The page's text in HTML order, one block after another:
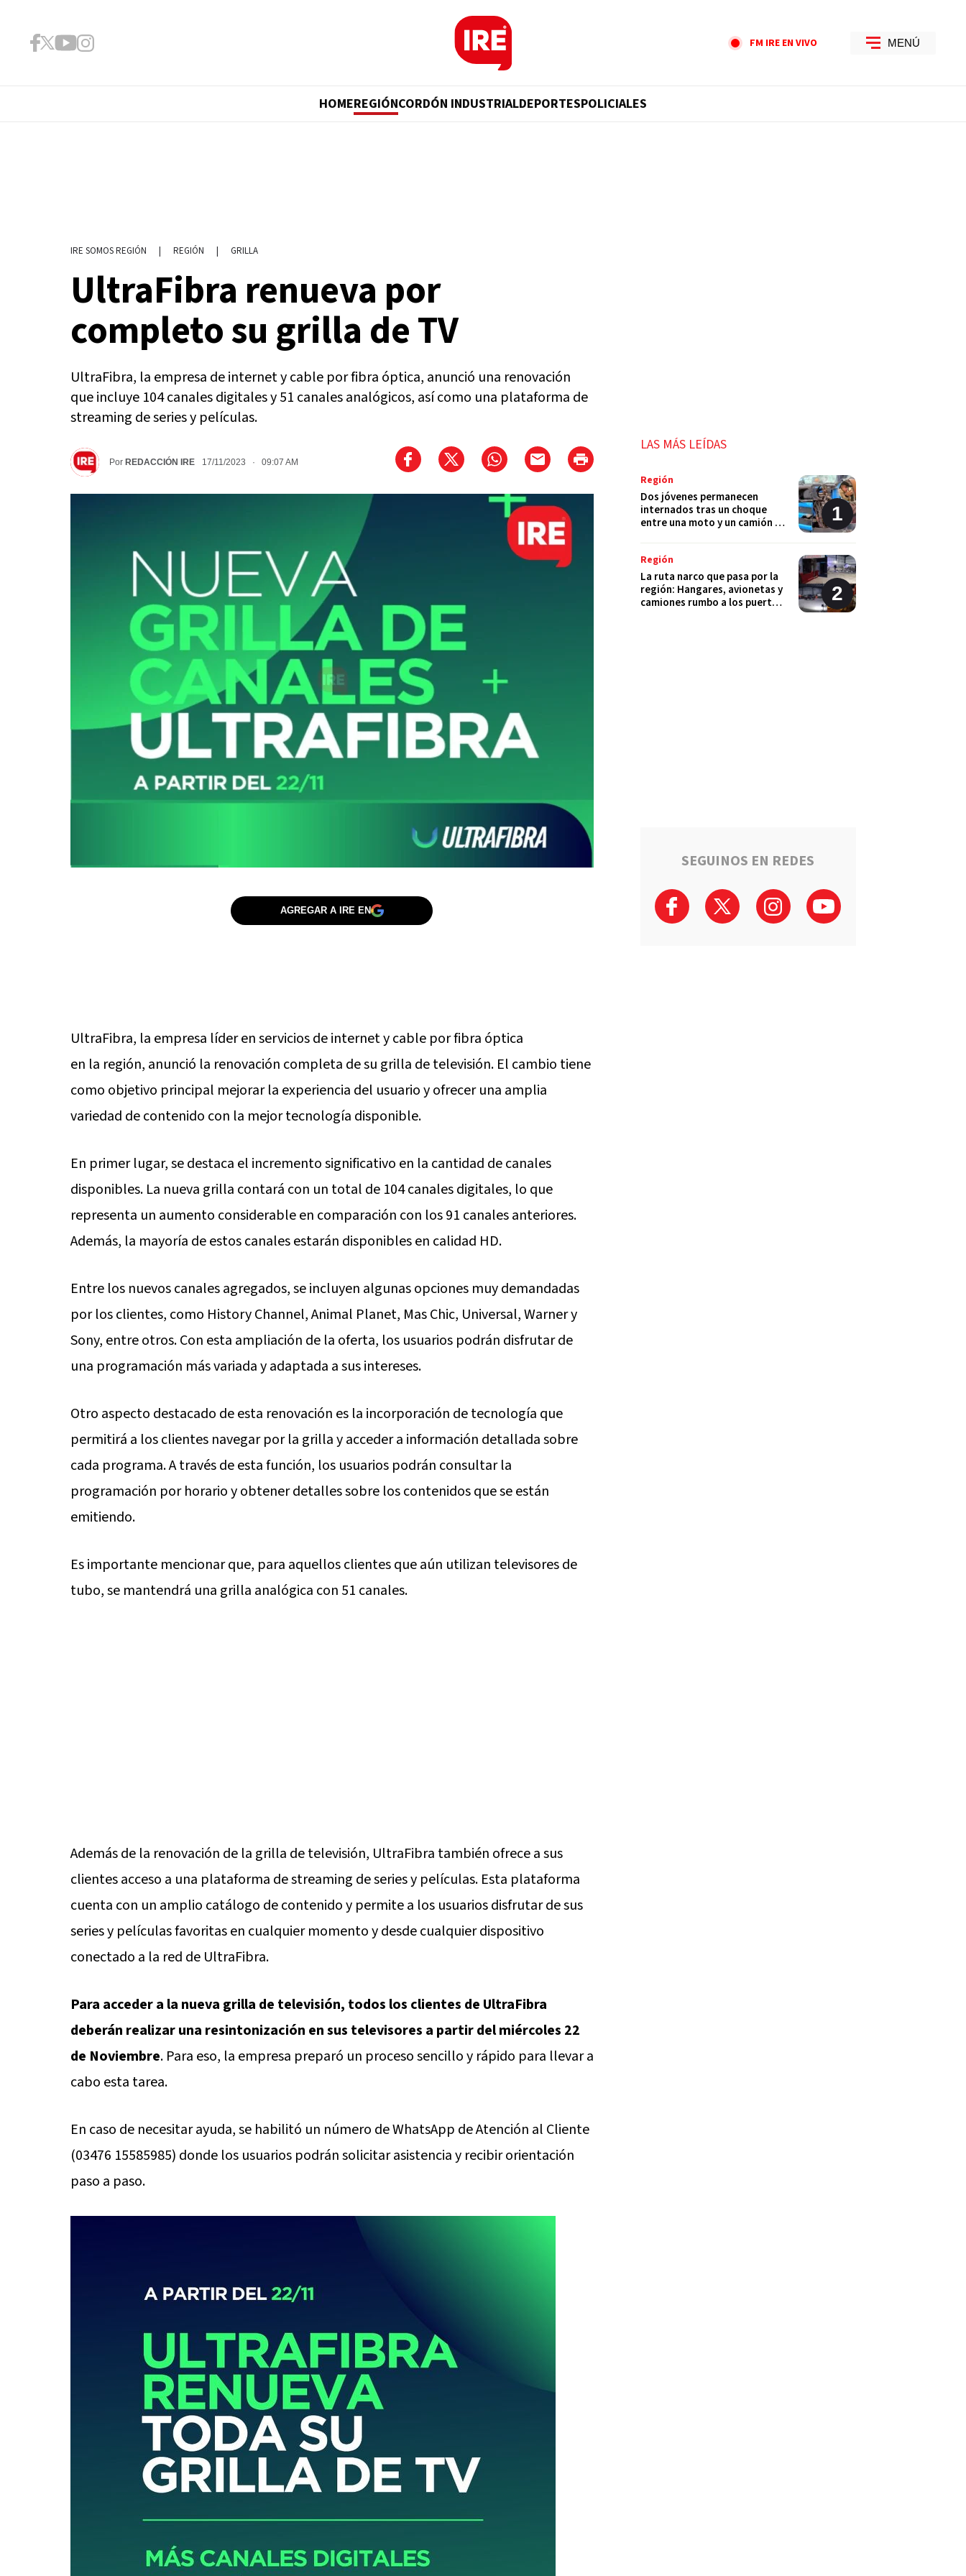
FM IRE EN VIVO MENÚ
HOMEREGIÓNCORDÓN INDUSTRIALDEPORTESPOLICIALES
IRE SOMOS REGIÓN | REGIÓN | GRILLA
UltraFibra renueva por
completo su grilla de TV
UltraFibra, la empresa de internet y cable por fibra óptica, anunció una renovación
que incluye 104 canales digitales y 51 canales analógicos, así como una plataforma de
streaming de series y películas.
Por REDACCIÓN IRE 17/11/2023 · 09:07 AM
AGREGAR A IRE EN
UltraFibra, la empresa líder en servicios de internet y cable por fibra óptica
en la región, anunció la renovación completa de su grilla de televisión. El cambio tiene
como objetivo principal mejorar la experiencia del usuario y ofrecer una amplia
variedad de contenido con la mejor tecnología disponible.
En primer lugar, se destaca el incremento significativo en la cantidad de canales
disponibles. La nueva grilla contará con un total de 104 canales digitales, lo que
representa un aumento considerable en comparación con los 91 canales anteriores.
Además, la mayoría de estos canales estarán disponibles en calidad HD.
Entre los nuevos canales agregados, se incluyen algunas opciones muy demandadas
por los clientes, como History Channel, Animal Planet, Mas Chic, Universal, Warner y
Sony, entre otros. Con esta ampliación de la oferta, los usuarios podrán disfrutar de
una programación más variada y adaptada a sus intereses.
Otro aspecto destacado de esta renovación es la incorporación de tecnología que
permitirá a los clientes navegar por la grilla y acceder a información detallada sobre
cada programa. A través de esta función, los usuarios podrán consultar la
programación por horario y obtener detalles sobre los contenidos que se están
emitiendo.
Es importante mencionar que, para aquellos clientes que aún utilizan televisores de
tubo, se mantendrá una grilla analógica con 51 canales.
Además de la renovación de la grilla de televisión, UltraFibra también ofrece a sus
clientes acceso a una plataforma de streaming de series y películas. Esta plataforma
cuenta con un amplio catálogo de contenido y permite a los usuarios disfrutar de sus
series y películas favoritas en cualquier momento y desde cualquier dispositivo
conectado a la red de UltraFibra.
Para acceder a la nueva grilla de televisión, todos los clientes de UltraFibra
deberán realizar una resintonización en sus televisores a partir del miércoles 22
de Noviembre. Para eso, la empresa preparó un proceso sencillo y rápido para llevar a
cabo esta tarea.
En caso de necesitar ayuda, se habilitó un número de WhatsApp de Atención al Cliente
(03476 15585985) donde los usuarios podrán solicitar asistencia y recibir orientación
paso a paso.
LAS MÁS LEÍDAS
Región
Dos jóvenes permanecen
internados tras un choque
entre una moto y un camión en
Región
La ruta narco que pasa por la
región: Hangares, avionetas y
camiones rumbo a los puertos
en Luis PalaciosSEGUINOS EN REDES